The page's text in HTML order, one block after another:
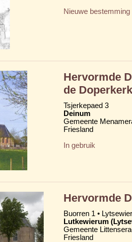
Nieuwe bestemming
Hervormde
de Doperkerk
Tsjerkepaed 3
Deinum
Gemeente
Friesland
In gebruik
Hervormde
Buorren 1 •
Lutkewierum
Gemeente
Friesland